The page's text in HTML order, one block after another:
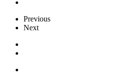
Previous
Next